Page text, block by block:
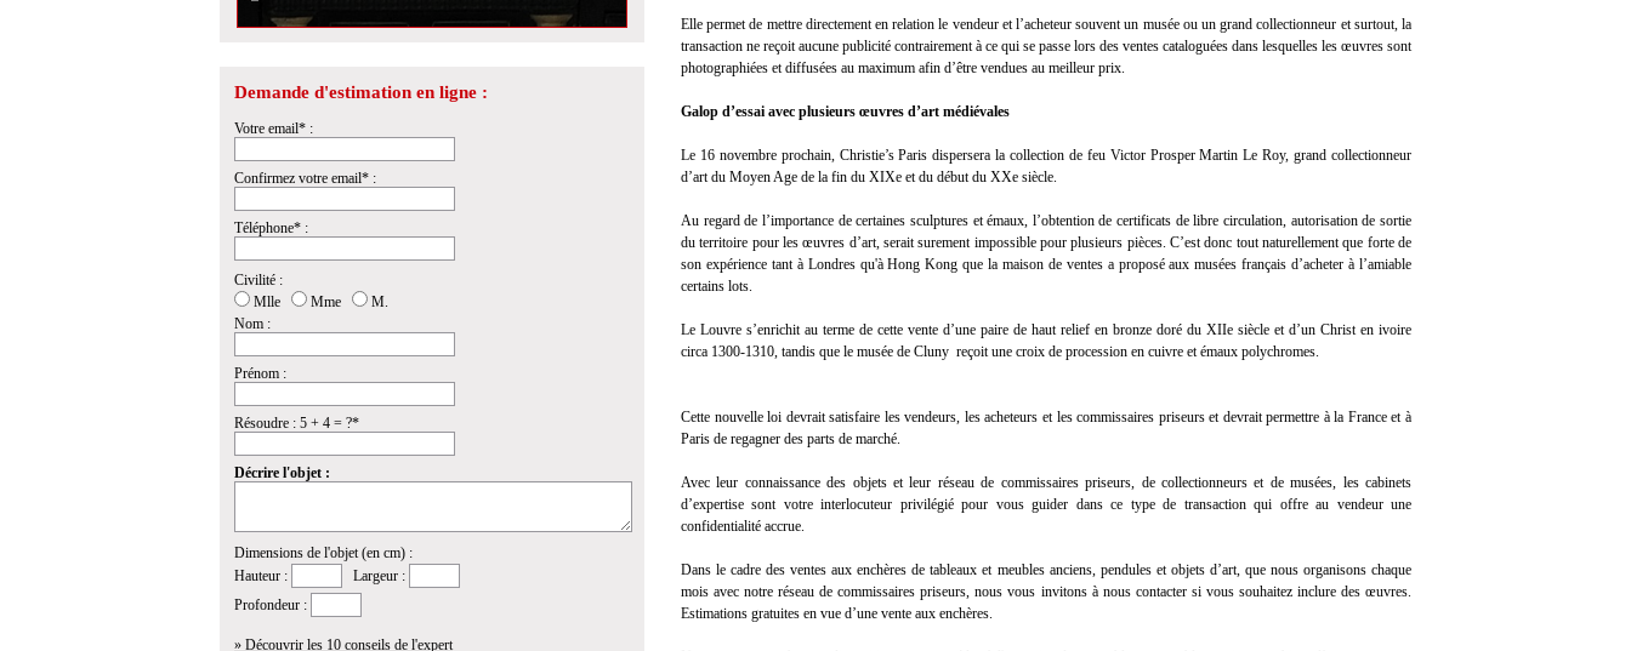
Demande d'estimation en ligne :
Votre email* :
Confirmez votre email* :
Téléphone* :
Civilité :
Mlle
Mme
M.
Nom :
Prénom :
Résoudre : 5 + 4 = ?*
Décrire l'objet :
Dimensions de l'objet (en cm) :
Hauteur :
Largeur :
Profondeur :
» Découvrir les 10 conseils de l'expert
Elle permet de mettre directement en relation le vendeur et l’acheteur souvent un musée ou un grand collectionneur et surtout, la
transaction ne reçoit aucune publicité contrairement à ce qui se passe lors des ventes cataloguées dans lesquelles les œuvres sont
photographiées et diffusées au maximum afin d’être vendues au meilleur prix.
Galop d’essai avec plusieurs œuvres d’art médiévales
Le 16 novembre prochain, Christie’s Paris dispersera la collection de feu Victor Prosper Martin Le Roy, grand collectionneur
d’art du Moyen Age de la fin du XIXe et du début du XXe siècle.
Au regard de l’importance de certaines sculptures et émaux, l’obtention de certificats de libre circulation, autorisation de sortie
du territoire pour les œuvres d’art, serait surement impossible pour plusieurs pièces. C’est donc tout naturellement que forte de
son expérience tant à Londres qu'à Hong Kong que la maison de ventes a proposé aux musées français d’acheter à l’amiable
certains lots.
Le Louvre s’enrichit au terme de cette vente d’une paire de haut relief en bronze doré du XIIe siècle et d’un Christ en ivoire
circa 1300-1310, tandis que le musée de Cluny reçoit une croix de procession en cuivre et émaux polychromes.
Cette nouvelle loi devrait satisfaire les vendeurs, les acheteurs et les commissaires priseurs et devrait permettre à la France et à
Paris de regagner des parts de marché.
Avec leur connaissance des objets et leur réseau de commissaires priseurs, de collectionneurs et de musées, les cabinets
d’expertise sont votre interlocuteur privilégié pour vous guider dans ce type de transaction qui offre au vendeur une
confidentialité accrue.
Dans le cadre des ventes aux enchères de tableaux et meubles anciens, pendules et objets d’art, que nous organisons chaque
mois avec notre réseau de commissaires priseurs, nous vous invitons à nous contacter si vous souhaitez inclure des œuvres.
Estimations gratuites en vue d’une vente aux enchères.